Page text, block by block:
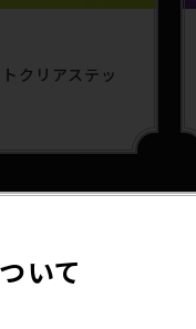
クリアステッ
いて